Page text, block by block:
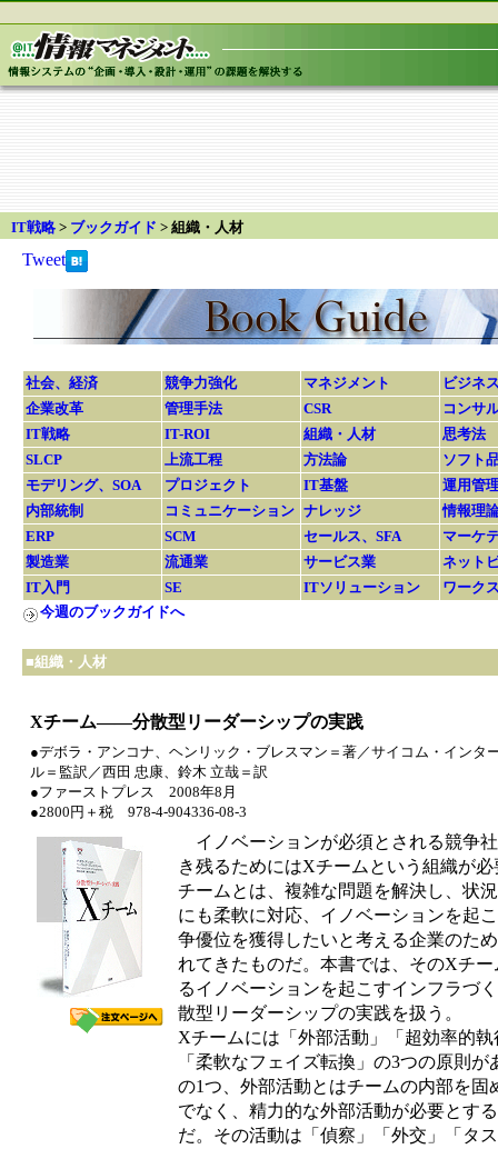
IT戦略 > ブックガイド > 組織・人材
Tweet
社会、経済 競争力強化 マネジメント
ビジネ
企業改革
管理手法 CSR
コンサ
IT戦略
IT-ROI 組織・人材
思考法
SLCP
上流工程 方法論
ソフト
モデリング、SOA
プロジェクト IT基盤
運用管
内部統制
コミュニケーション ナレッジ
情報理
ERP
SCM セールス、SFA
マーケ
製造業
流通業 サービス業
ネット
IT入門
SE ITソリューション
ワーク
今週のブックガイドへ
■組織・人材
Xチーム――分散型リーダーシップの実践
●デボラ・アンコナ、ヘンリック・ブレスマン＝著／サイコム・インタ
ル＝監訳／西田 忠康、鈴木 立哉＝訳
●ファーストプレス 2008年8月
●2800円＋税 978-4-904336-08-3
イノベーションが必須とされる競争
き残るためにはXチームという組織が
チームとは、複雑な問題を解決し、状
にも柔軟に対応、イノベーションを起
争優位を獲得したいと考える企業のた
れてきたものだ。本書では、そのXチー
るイノベーションを起こすインフラづ
散型リーダーシップの実践を扱う。
Xチームには「外部活動」「超効率的執
「柔軟なフェイズ転換」の3つの原則が
の1つ、外部活動とはチームの内部を固
でなく、精力的な外部活動が必要とす
だ。その活動は「偵察」「外交」「タ